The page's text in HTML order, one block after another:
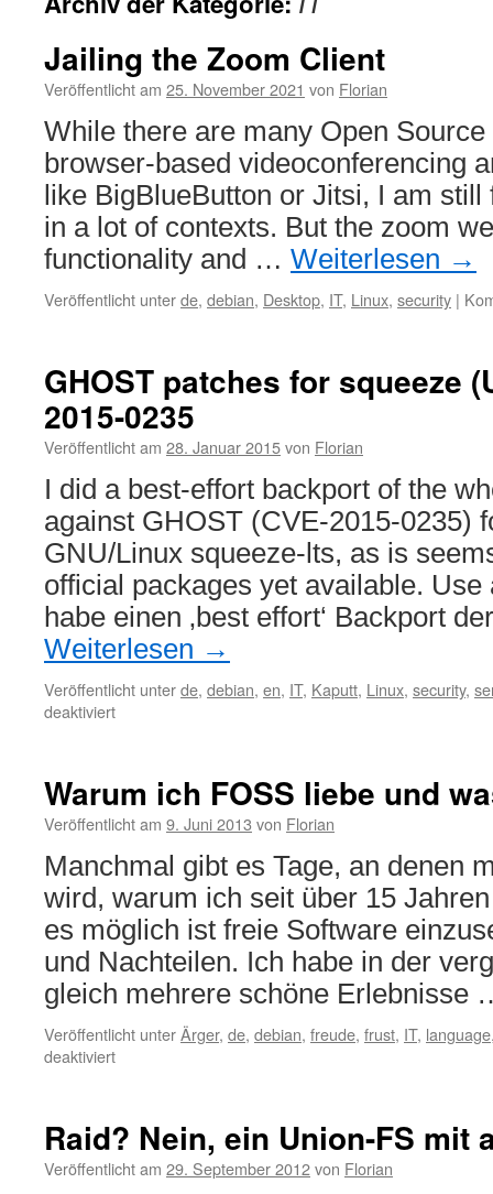
Jailing the Zoom Client
Veröffentlicht am 25. November 2021 von Florian
While there are many Open
browser-based videoconferencing
like BigBlueButton or Jitsi, I am
in a lot of contexts. But the zoom
functionality and … Weiterlesen →
Veröffentlicht unterde, debian, Desktop, IT, Linux, security |
GHOST patches for squeeze
2015-0235
Veröffentlicht am 28. Januar 2015von Florian
I did a best-effort backport of the
against GHOST (CVE-2015-0235)
GNU/Linux squeeze-lts, as is
official packages yet available.
habe einen ‚best effort‘ Backport
Weiterlesen →
Veröffentlicht unterde, debian, en, IT, Kaputt, Linux, security,
deaktiviertfür
squeeze
(Unofficial)
CVE-
0235
Warum ich FOSS liebe und
Veröffentlicht am 9. Juni 2013 von Florian
Manchmal gibt es Tage, an denen
wird, warum ich seit über 15
es möglich ist freie Software
und Nachteilen. Ich habe in der
gleich mehrere schöne
Veröffentlicht unterÄrger, de, debian, freude, frust, IT, language
deaktiviertfür
liebe
und
Raid? Nein, ein Union-FS mit
Veröffentlicht am 29. September 2012von Florian